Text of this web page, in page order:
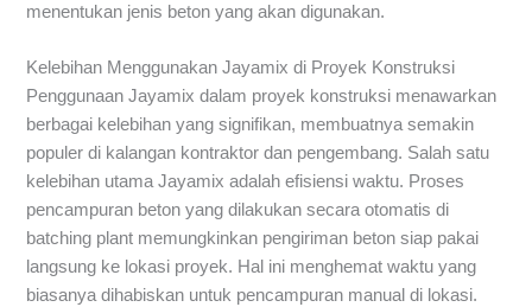
menentukan jenis beton yang akan digunakan.
Kelebihan Menggunakan Jayamix di Proyek Konstruksi
Penggunaan Jayamix dalam proyek konstruksi menawarkan
berbagai kelebihan yang signifikan, membuatnya semakin
populer di kalangan kontraktor dan pengembang. Salah satu
kelebihan utama Jayamix adalah efisiensi waktu. Proses
pencampuran beton yang dilakukan secara otomatis di
batching plant memungkinkan pengiriman beton siap pakai
langsung ke lokasi proyek. Hal ini menghemat waktu yang
biasanya dihabiskan untuk pencampuran manual di lokasi.